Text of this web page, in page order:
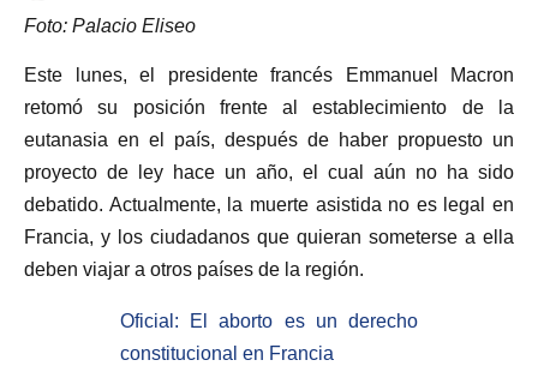
Foto: Palacio Eliseo
Este lunes, el presidente francés Emmanuel Macron
retomó su posición frente al establecimiento de la
eutanasia en el país, después de haber propuesto un
proyecto de ley hace un año, el cual aún no ha sido
debatido. Actualmente, la muerte asistida no es legal en
Francia, y los ciudadanos que quieran someterse a ella
deben viajar a otros países de la región.
Oficial: El aborto es un derecho
constitucional en Francia